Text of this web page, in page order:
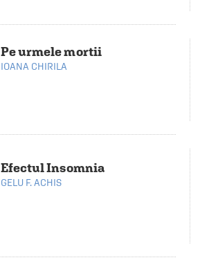
Pe urmele mortii
IOANA CHIRILA
Efectul Insomnia
GELU F. ACHIS